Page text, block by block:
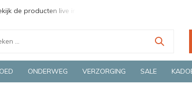
de producten live in onze winkel in Deventer
ONDERWEG VERZORGING SALE